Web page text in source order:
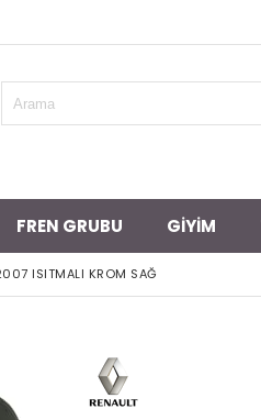
FREN GRUBU GİYİM
ISITMALI KROM SAĞ